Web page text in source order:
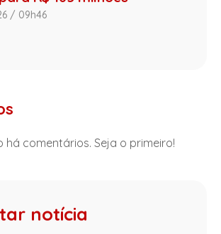
/ 09h46
há comentários. Seja o primeiro!
notícia